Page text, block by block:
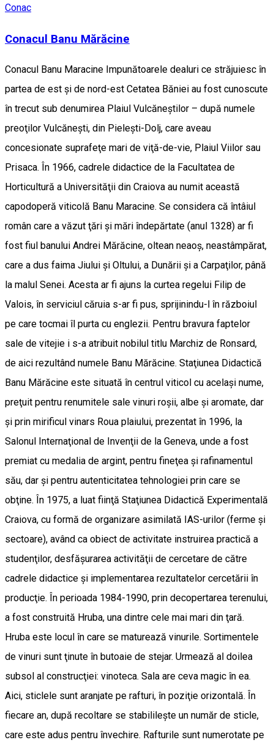
Conac
Conacul Banu Mărăcine
Conacul Banu Maracine Impunătoarele dealuri ce străjuiesc în
partea de est şi de nord-est Cetatea Băniei au fost cunoscute
în trecut sub denumirea Plaiul Vulcăneştilor – după numele
preoţilor Vulcăneşti, din Pieleşti-Dolj, care aveau
concesionate suprafeţe mari de viţă-de-vie, Plaiul Viilor sau
Prisaca. În 1966, cadrele didactice de la Facultatea de
Horticultură a Universităţii din Craiova au numit această
capodoperă viticolă Banu Maracine. Se considera că întâiul
român care a văzut ţări şi mări îndepărtate (anul 1328) ar fi
fost fiul banului Andrei Mărăcine, oltean neaoş, neastâmpărat,
care a dus faima Jiului şi Oltului, a Dunării şi a Carpaţilor, până
la malul Senei. Acesta ar fi ajuns la curtea regelui Filip de
Valois, în serviciul căruia s-ar fi pus, sprijinindu-l în războiul
pe care tocmai îl purta cu englezii. Pentru bravura faptelor
sale de vitejie i s-a atribuit nobilul titlu Marchiz de Ronsard,
de aici rezultând numele Banu Mărăcine. Staţiunea Didactică
Banu Mărăcine este situată în centrul viticol cu acelaşi nume,
preţuit pentru renumitele sale vinuri roşii, albe şi aromate, dar
şi prin mirificul vinars Roua plaiului, prezentat în 1996, la
Salonul Internaţional de Invenţii de la Geneva, unde a fost
premiat cu medalia de argint, pentru fineţea şi rafinamentul
său, dar şi pentru autenticitatea tehnologiei prin care se
obţine. În 1975, a luat fiinţă Staţiunea Didactică Experimentală
Craiova, cu formă de organizare asimilată IAS-urilor (ferme şi
sectoare), având ca obiect de activitate instruirea practică a
studenţilor, desfăşurarea activităţii de cercetare de către
cadrele didactice şi implementarea rezultatelor cercetării în
producţie. În perioada 1984-1990, prin decopertarea terenului,
a fost construită Hruba, una dintre cele mai mari din ţară.
Hruba este locul în care se maturează vinurile. Sortimentele
de vinuri sunt ţinute în butoaie de stejar. Urmează al doilea
subsol al construcţiei: vinoteca. Sala are ceva magic în ea.
Aici, sticlele sunt aranjate pe rafturi, în poziţie orizontală. În
fiecare an, după recoltare se stabilileşte un număr de sticle,
care este adus pentru învechire. Rafturile sunt numerotate pe